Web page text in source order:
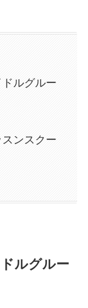
ルグルー
ンスクー
ルグルー